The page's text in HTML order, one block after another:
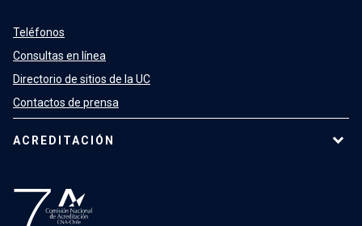
Teléfonos
Consultas en línea
Directorio de sitios de la UC
Contactos de prensa
ACREDITACIÓN